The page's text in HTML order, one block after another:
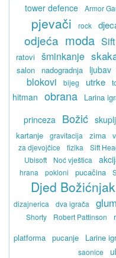
tower defence
Armor
pjevači rock
odjeća moda
ratovi šminkanje
salon nadogradnja ljubav
blokovi bijeg utrke
hitman obrana Larina
princeza Božić
kartanje gravitacija zima
za djevojčice
fizika Sift
Ubisoft
Noć vještica
hrana pokloni pucačina
Djed Božićnjak
dizajnerica
dva igrača
Shorty
Robert Pattinson
platforma pucanje Larine
saonice